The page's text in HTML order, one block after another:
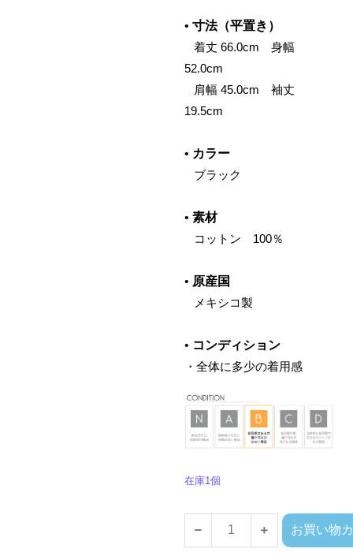
• 寸法（平置き）
着丈 66.0cm 身幅
52.0cm
肩幅 45.0cm 袖丈
19.5cm
• カラー
ブラック
• 素材
コットン 100％
• 原産国
メキシコ製
• コンディション
・ 全体に多少の着用感
在庫1個
お買い物